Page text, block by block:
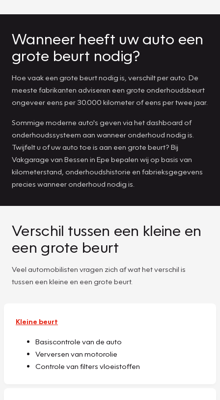
Wanneer heeft uw auto een
grote beurt nodig?
Hoe vaak een grote beurt nodig is, verschilt per auto. De
meeste fabrikanten adviseren een grote onderhoudsbeurt
ongeveer eens per 30.000 kilometer of eens per twee jaar.
Sommige moderne auto's geven via het dashboard of
onderhoudssysteem aan wanneer onderhoud nodig is.
Twijfelt u of uw auto toe is aan een grote beurt? Bij
Vakgarage van Bessen in Epe bepalen wij op basis van
kilometerstand, onderhoudshistorie en fabrieksgegevens
precies wanneer onderhoud nodig is.
Verschil tussen een kleine en
een grote beurt
Veel automobilisten vragen zich af wat het verschil is
tussen een kleine en een grote beurt.
Kleine beurt
Basiscontrole van de auto
Verversen van motorolie
Controle van filters vloeistoffen